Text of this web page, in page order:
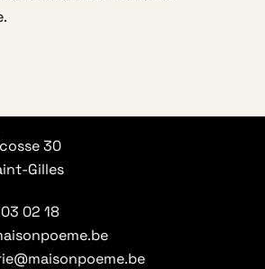
30
Gilles
02 18